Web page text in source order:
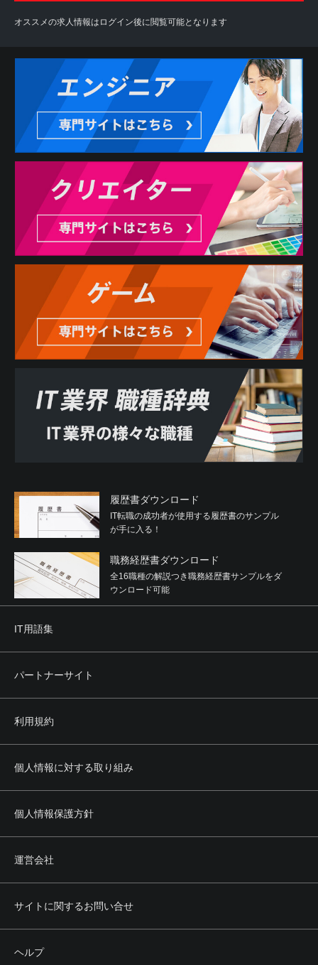
オススメの求人情報はログイン後に閲覧可能となります
履歴書ダウンロード
IT転職の成功者が使用する履歴書のサンプル
が手に入る！
職務経歴書ダウンロード
全16職種の解説つき職務経歴書サンプルをダ
ウンロード可能
IT用語集
パートナーサイト
利用規約
個人情報に対する取り組み
個人情報保護方針
運営会社
サイトに関するお問い合せ
ヘルプ